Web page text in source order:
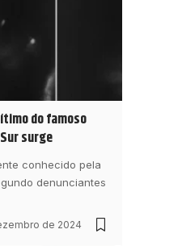
do famoso
surge
conhecido pela
denunciantes
de 2024